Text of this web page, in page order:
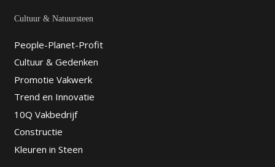
Cultuur & Natuursteen
People-Planet-Profit
Cultuur & Gedenken
Promotie Vakwerk
Trend en Innovatie
10Q Vakbedrijf
Constructie
Kleuren in Steen